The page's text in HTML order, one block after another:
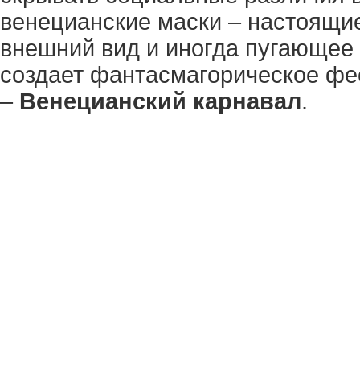
венецианские маски –
внешний вид и иногда
создает фантасмагорическое
– Венецианский карнавал.